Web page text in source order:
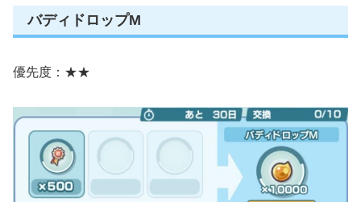
バディドロップM
優先度：★★